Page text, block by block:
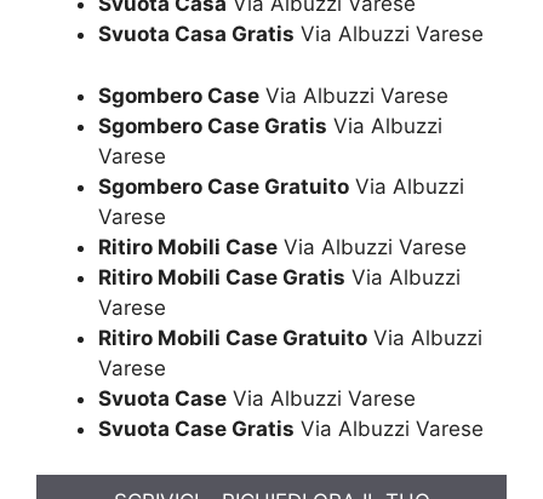
Svuota Casa Gratis Via Albuzzi Varese
Sgombero Case Via Albuzzi Varese
Sgombero Case Gratis Via Albuzzi
Varese
Sgombero Case Gratuito Via Albuzzi
Varese
Ritiro Mobili Case Via Albuzzi Varese
Ritiro Mobili Case Gratis Via Albuzzi
Varese
Ritiro Mobili Case Gratuito Via Albuzzi
Varese
Svuota Case Via Albuzzi Varese
Svuota Case Gratis Via Albuzzi Varese